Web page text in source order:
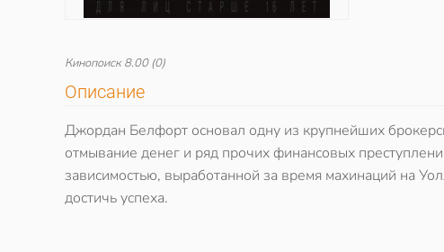
Кинопоиск 8.00(0)
Описание
Джордан Белфорт основал одну из крупнейших
отмывание денег и ряд прочих финансовых
зависимостью, выработанной за время махинаций на
достичь успеха.